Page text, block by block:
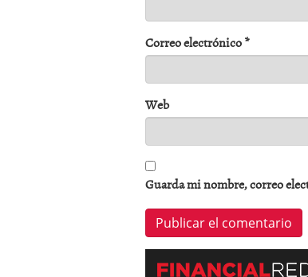
Correo electrónico*
Web
Guarda mi nombre, correo